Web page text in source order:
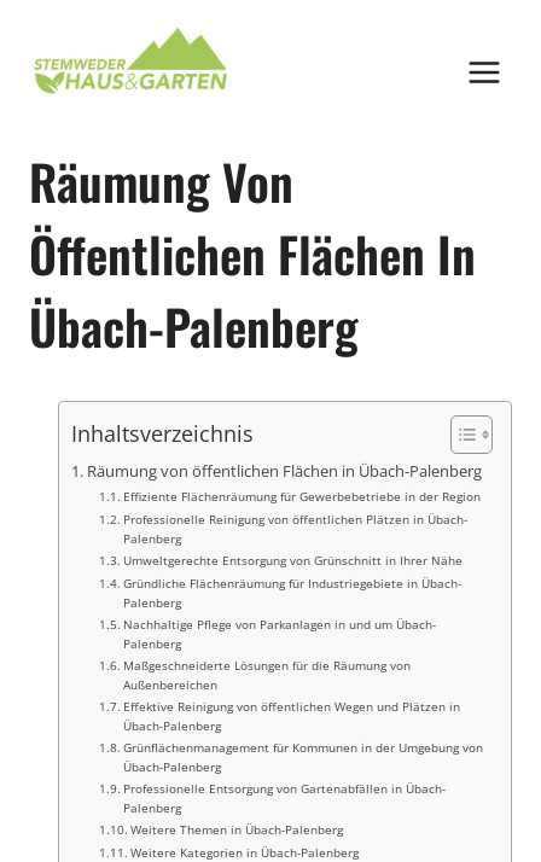
springen
Räumung Von
Öffentlichen Flächen In
Übach-Palenberg
Inhaltsverzeichnis
Räumung von öffentlichen Flächen in Übach-Palenberg
Effiziente Flächenräumung für Gewerbebetriebe in der Region
Professionelle Reinigung von öffentlichen Plätzen in Übach-
Palenberg
Umweltgerechte Entsorgung von Grünschnitt in Ihrer Nähe
Gründliche Flächenräumung für Industriegebiete in Übach-
Palenberg
Nachhaltige Pflege von Parkanlagen in und um Übach-
Palenberg
Maßgeschneiderte Lösungen für die Räumung von
Außenbereichen
Effektive Reinigung von öffentlichen Wegen und Plätzen in
Übach-Palenberg
Grünflächenmanagement für Kommunen in der Umgebung von
Übach-Palenberg
Professionelle Entsorgung von Gartenabfällen in Übach-
Palenberg
Weitere Themen in Übach-Palenberg
Weitere Kategorien in Übach-Palenberg